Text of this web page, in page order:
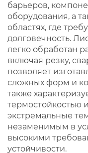
барьеров,
оборудования, а
областях, где
долговечность.
легко обработан
включая резку,
позволяет
сложных форм и
также
термостойкостью
экстремальные
незаменимым в
высокими
устойчивости.